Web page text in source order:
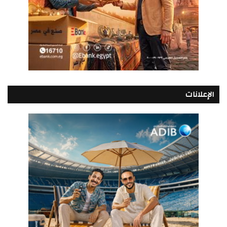
الإعلانات